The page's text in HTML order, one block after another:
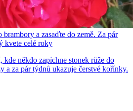
brambory a zasaďte do země. Za pár
kvete celé roky
kde někdo zapíchne stonek růže do
a za pár týdnů ukazuje čerstvé kořínky.